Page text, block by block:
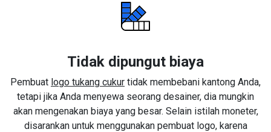
Tidak dipungut biaya
Pembuat logo tukang cukur tidak membebani kantong Anda,
tetapi jika Anda menyewa seorang desainer, dia mungkin
akan mengenakan biaya yang besar. Selain istilah moneter,
disarankan untuk menggunakan pembuat logo, karena